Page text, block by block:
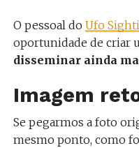
O pessoal do Ufo
oportunidade de criar
disseminar ainda
Imagem
Se pegarmos a foto
mesmo ponto, como